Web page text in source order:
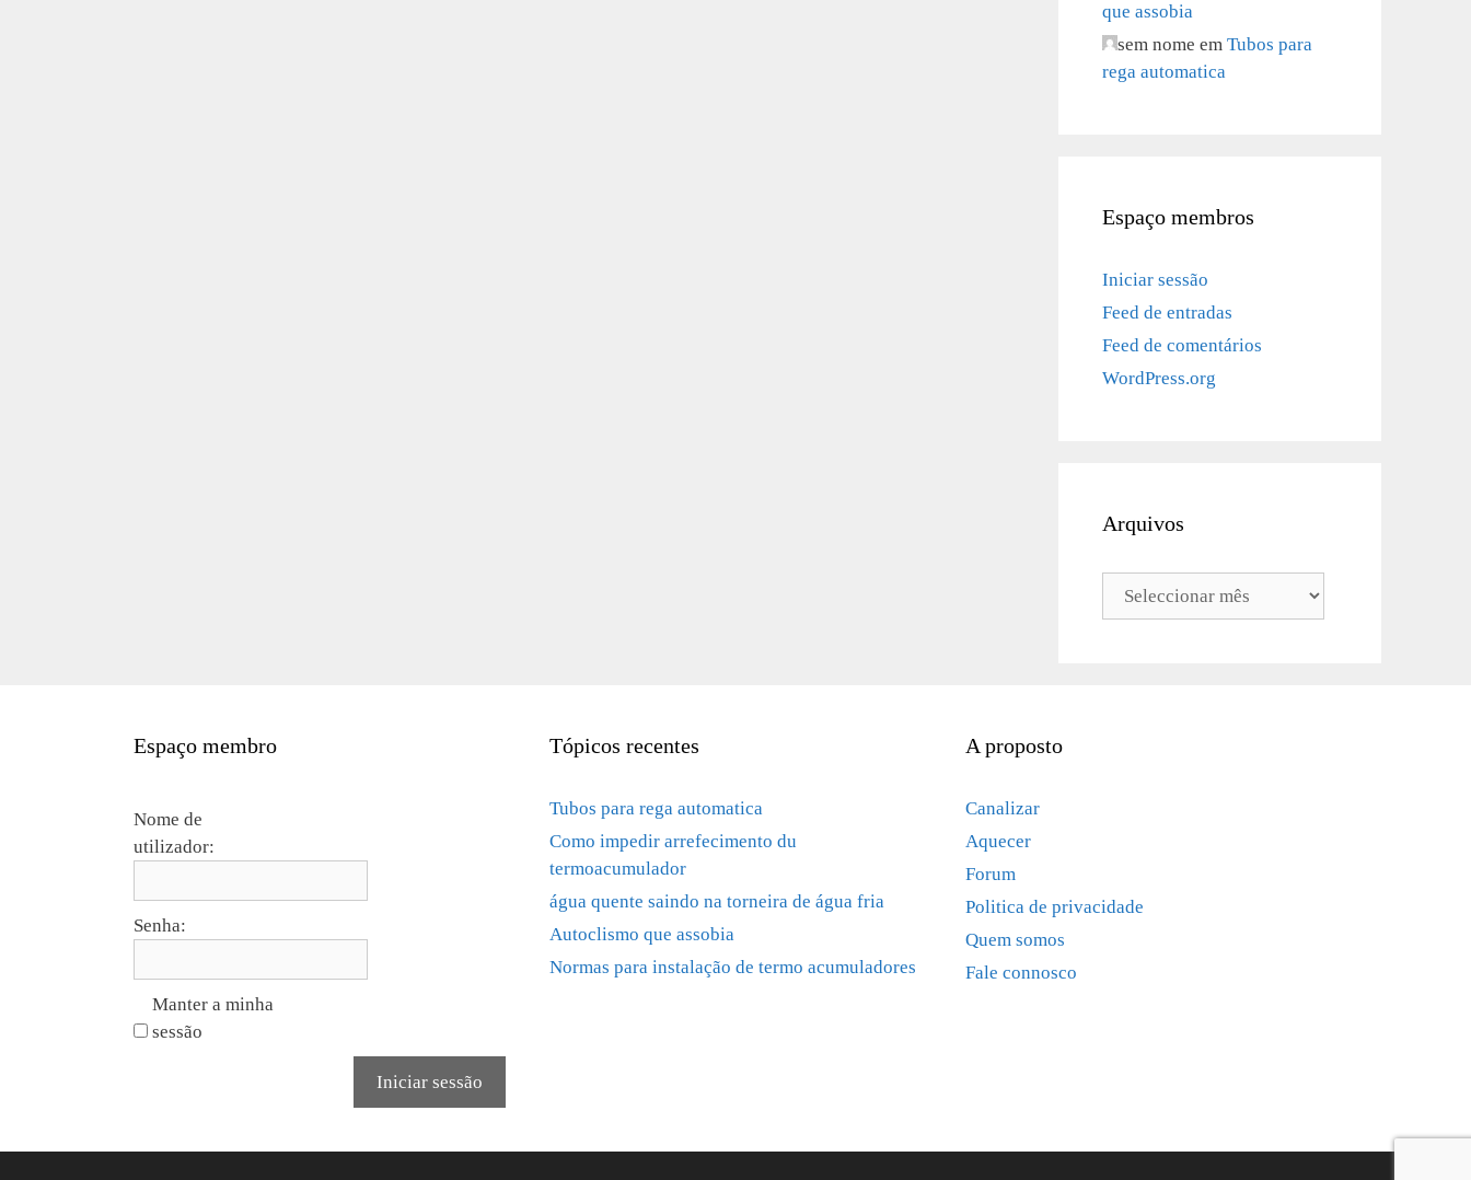
que assobia
sem nome em Tubos para
rega automatica
Espaço membros
Iniciar sessão
Feed de entradas
Feed de comentários
WordPress.org
Arquivos
Arquivos
Espaço membro
Nome de
utilizador:
Senha:
Manter a minha
sessão
Iniciar sessão
Tópicos recentes
Tubos para rega automatica
Como impedir arrefecimento du
termoacumulador
água quente saindo na torneira de água fria
Autoclismo que assobia
Normas para instalação de termo acumuladores
A proposto
Canalizar
Aquecer
Forum
Politica de privacidade
Quem somos
Fale connosco